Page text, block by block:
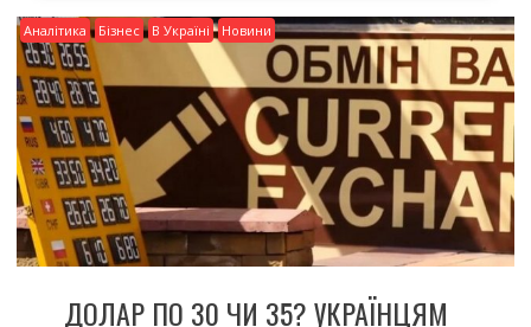
Аналітика Бізнес В Україні Новини
ДОЛАР ПО 30 ЧИ 35? УКРАЇНЦЯМ